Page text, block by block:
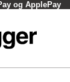
og ApplePay